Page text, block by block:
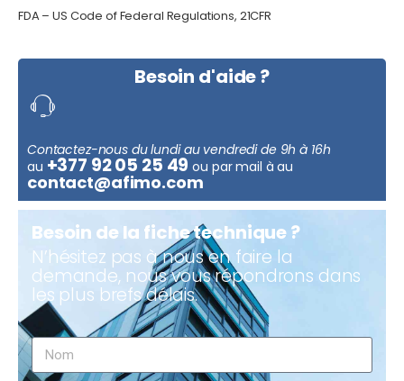
FDA – US Code of Federal Regulations, 21CFR
Besoin d'aide ?
Contactez-nous du lundi au vendredi de 9h à 16h
au +377 92 05 25 49 ou par mail à au
contact@afimo.com
Besoin de la fiche technique ?
N’hésitez pas à nous en faire la
demande, nous vous répondrons dans
les plus brefs délais.